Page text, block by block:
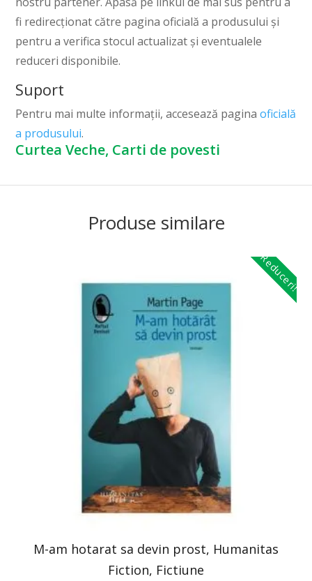
fi redirecționat către pagina oficială a produsului și
pentru a verifica stocul actualizat și eventualele
reduceri disponibile.
Suport
Pentru mai multe informații, accesează paginaoficială
a produsului.
Curtea Veche, Carti de povesti
Produse similare
Reduceri!
M-am hotarat sa devin prost, Humanitas
Fiction, Fictiune